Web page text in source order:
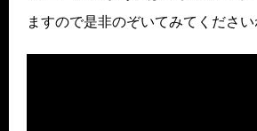
ますので是非のぞいてみてください